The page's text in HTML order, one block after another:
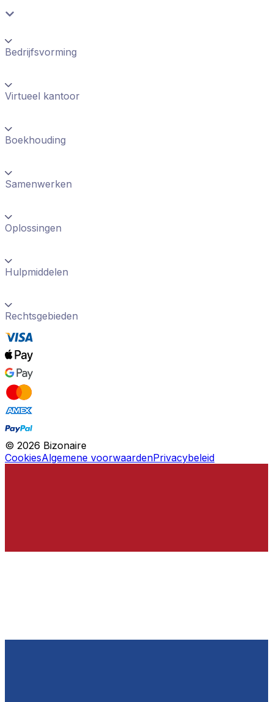
Bedrijfsvorming
Virtueel kantoor
Boekhouding
Samenwerken
Oplossingen
Hulpmiddelen
Rechtsgebieden
© 2026 Bizonaire
CookiesAlgemene voorwaardenPrivacybeleid